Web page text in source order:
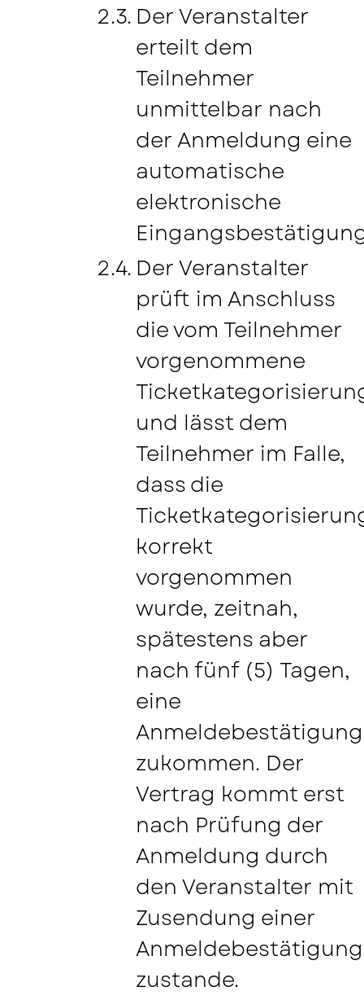
Der Veranstalter
erteilt dem
Teilnehmer
unmittelbar nach
der Anmeldung eine
automatische
elektronische
Der Veranstalter
prüft im Anschluss
die vom Teilnehmer
vorgenommene
und lässt dem
Teilnehmer im Falle,
dass die
korrekt
vorgenommen
wurde, zeitnah,
spätestens aber
nach fünf (5) Tagen,
eine
Anmeldebestätigung
zukommen. Der
Vertrag kommt erst
nach Prüfung der
Anmeldung durch
den Veranstalter mit
Zusendung einer
Anmeldebestätigung
zustande.